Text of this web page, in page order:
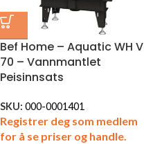
Bef Home – Aquatic WH V
70 – Vannmantlet
Peisinnsats
SKU: 000-0001401
Registrer deg som medlem
for å se priser og handle.